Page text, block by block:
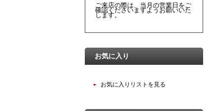
ご来店の際は、当月の営業日をご
確認くださいますようお願いいた
します。
お気に入り
お気に入りリストを見る